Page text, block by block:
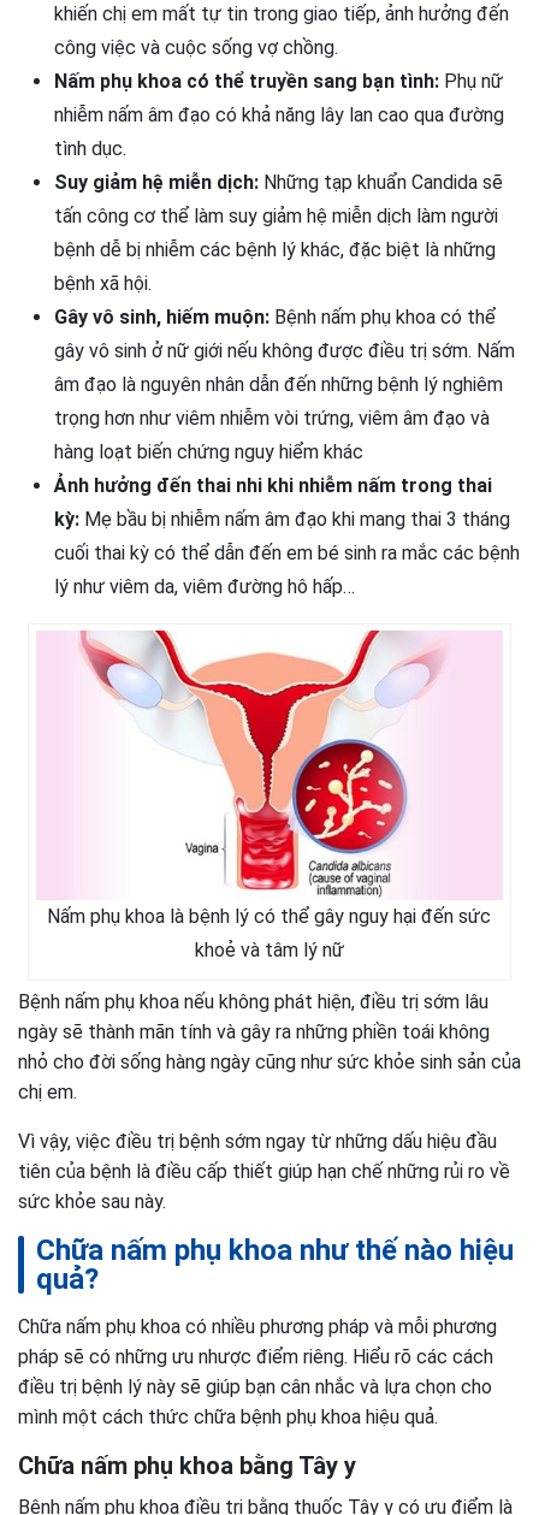
khiến chị em mất tự tin trong giao tiếp, ảnh hưởng đến
công việc và cuộc sống vợ chồng.
Nấm phụ khoa có thể truyền sang bạn tình: Phụ nữ
nhiễm nấm âm đạo có khả năng lây lan cao qua đường
tình dục.
Suy giảm hệ miễn dịch: Những tạp khuẩn Candida sẽ
tấn công cơ thể làm suy giảm hệ miễn dịch làm người
bệnh dễ bị nhiễm các bệnh lý khác, đặc biệt là những
bệnh xã hội.
Gây vô sinh, hiếm muộn: Bệnh nấm phụ khoa có thể
gây vô sinh ở nữ giới nếu không được điều trị sớm. Nấm
âm đạo là nguyên nhân dẫn đến những bệnh lý nghiêm
trọng hơn như viêm nhiễm vòi trứng, viêm âm đạo và
hàng loạt biến chứng nguy hiểm khác
Ảnh hưởng đến thai nhi khi nhiễm nấm trong thai
kỳ: Mẹ bầu bị nhiễm nấm âm đạo khi mang thai 3 tháng
cuối thai kỳ có thể dẫn đến em bé sinh ra mắc các bệnh
lý như viêm da, viêm đường hô hấp…
Nấm phụ khoa là bệnh lý có thể gây nguy hại đến sức
khoẻ và tâm lý nữ
Bệnh nấm phụ khoa nếu không phát hiện, điều trị sớm lâu
ngày sẽ thành mãn tính và gây ra những phiền toái không
nhỏ cho đời sống hàng ngày cũng như sức khỏe sinh sản của
chị em.
Vì vậy, việc điều trị bệnh sớm ngay từ những dấu hiệu đầu
tiên của bệnh là điều cấp thiết giúp hạn chế những rủi ro về
sức khỏe sau này.
Chữa nấm phụ khoa như thế nào hiệu
quả?
Chữa nấm phụ khoa có nhiều phương pháp và mỗi phương
pháp sẽ có những ưu nhược điểm riêng. Hiểu rõ các cách
điều trị bệnh lý này sẽ giúp bạn cân nhắc và lựa chọn cho
mình một cách thức chữa bệnh phụ khoa hiệu quả.
Chữa nấm phụ khoa bằng Tây y
Bệnh nấm phụ khoa điều trị bằng thuốc Tây y có ưu điểm là